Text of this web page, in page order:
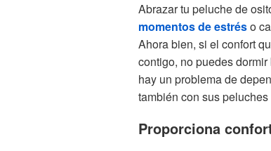
Abrazar tu peluche de
momentos de estréso
Ahora bien, si el confort
contigo, no puedes
hay un problema de
también con sus peluches
Proporciona